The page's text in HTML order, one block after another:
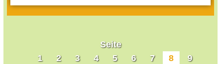
Seite
1
2 3 4 5 6 7 8
9